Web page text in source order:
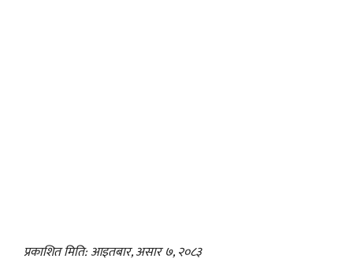
प्रकाशित मिति: आइतबार, असार ७, २०८३